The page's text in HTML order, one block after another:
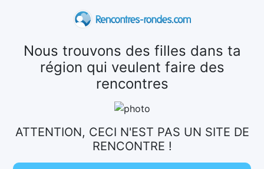
Nous trouvons des filles dans ta
région qui veulent faire des
rencontres
ATTENTION, CECI N'EST PAS UN SITE DE
RENCONTRE !